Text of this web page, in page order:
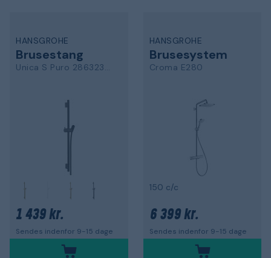
HANSGROHE
Brusestang
Unica S Puro 28632340
1 439 kr.
Sendes indenfor 9-15 dage
HANSGROHE
Brusesystem
Croma E280
150 c/c
6 399 kr.
Sendes indenfor 9-15 dage